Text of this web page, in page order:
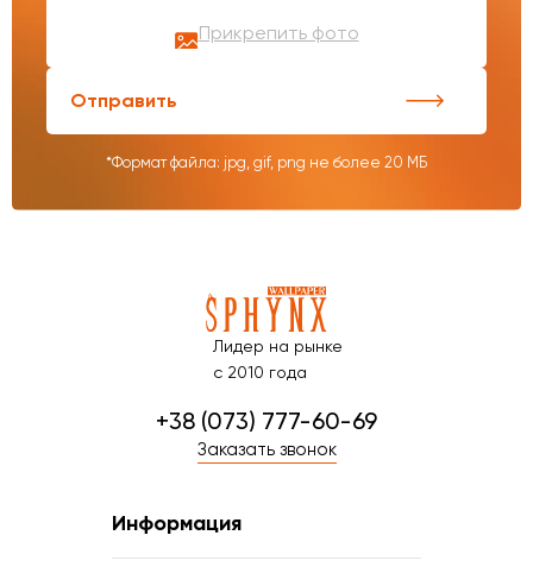
Прикрепить фото
Отправить
*Формат файла: jpg, gif, png не более 20 МБ
Лидер на рынке
с 2010 года
+38 (073) 777-60-69
Заказать звонок
Информация